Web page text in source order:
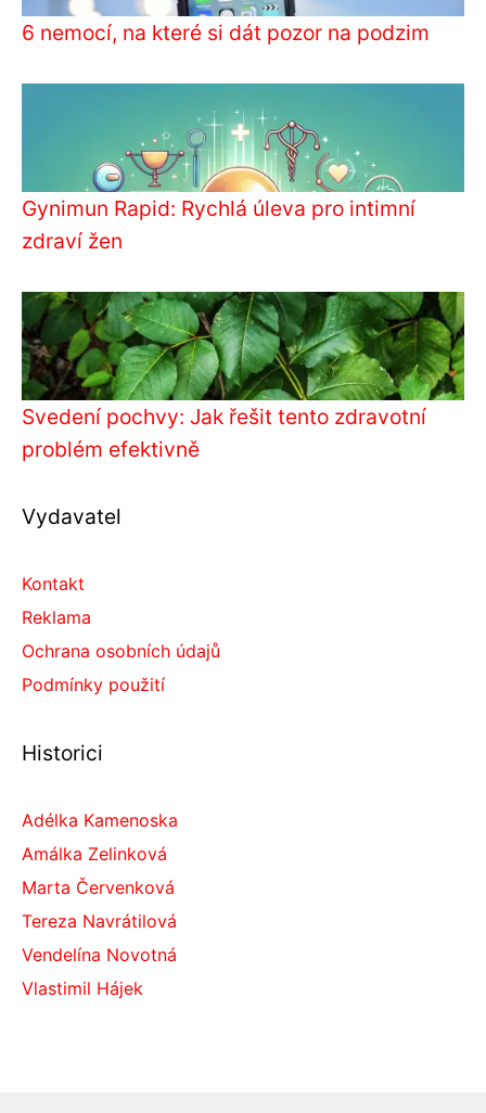
6 nemocí, na které si dát pozor na podzim
Gynimun Rapid: Rychlá úleva pro intimní
zdraví žen
Svedení pochvy: Jak řešit tento zdravotní
problém efektivně
Vydavatel
Kontakt
Reklama
Ochrana osobních údajů
Podmínky použití
Historici
Adélka Kamenoska
Amálka Zelinková
Marta Červenková
Tereza Navrátilová
Vendelína Novotná
Vlastimil Hájek